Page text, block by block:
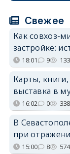
Свежее
Как совхоз-
застройке:
18:01 9
Карты,
выставка в
16:02 0 338
В
при
15:00 8